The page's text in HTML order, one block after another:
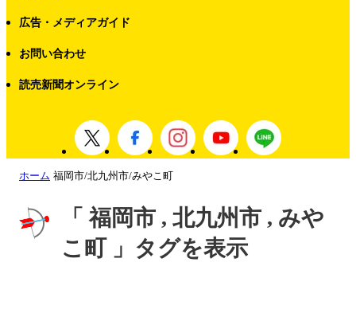
広告・メディアガイド
お問い合わせ
読売新聞オンライン
ホーム 福岡市/北九州市/みやこ町
「 福岡市 , 北九州市 , みや
こ町 」タグを表示